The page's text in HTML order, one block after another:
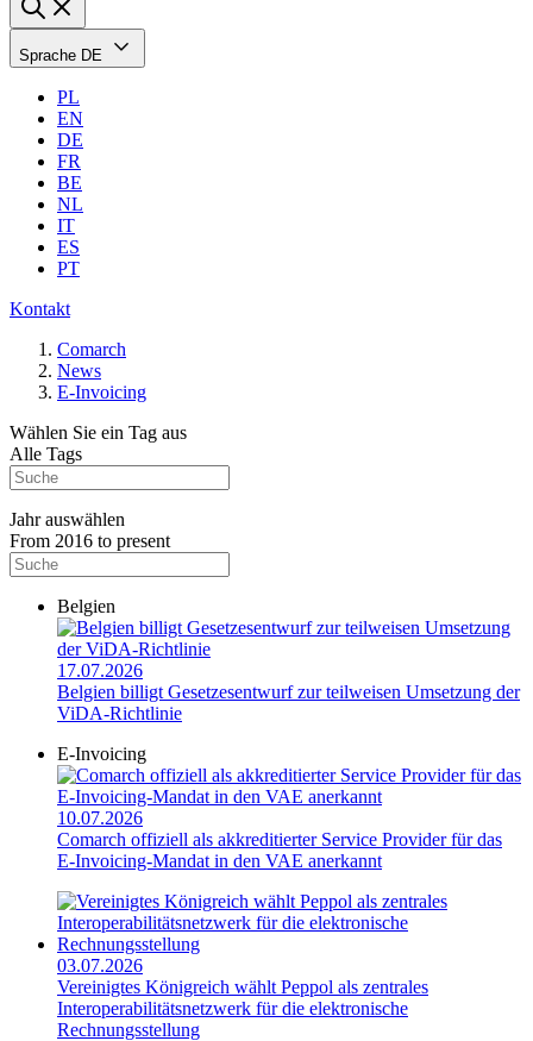
Sprache DE
PL
EN
DE
FR
BE
NL
IT
ES
PT
Kontakt
Comarch
News
E-Invoicing
Wählen Sie ein Tag aus
Alle Tags
Jahr auswählen
From 2016 to present
Belgien
17.07.2026
Belgien billigt Gesetzesentwurf zur teilweisen Umsetzung der
ViDA-Richtlinie
E-Invoicing
10.07.2026
Comarch offiziell als akkreditierter Service Provider für das
E-Invoicing-Mandat in den VAE anerkannt
03.07.2026
Vereinigtes Königreich wählt Peppol als zentrales
Interoperabilitätsnetzwerk für die elektronische
Rechnungsstellung